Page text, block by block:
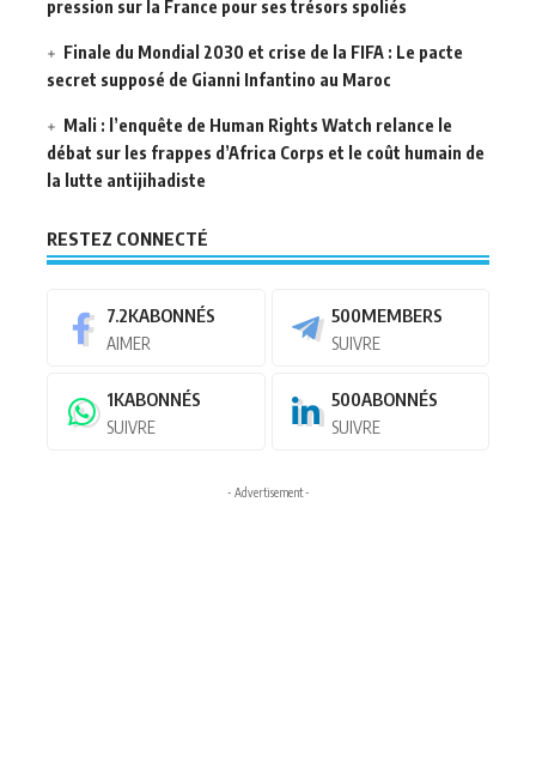
pression sur la France pour ses trésors spoliés
Finale du Mondial 2030 et crise de la FIFA : Le pacte
secret supposé de Gianni Infantino au Maroc
Mali : l’enquête de Human Rights Watch relance le
débat sur les frappes d’Africa Corps et le coût humain de
la lutte antijihadiste
RESTEZ CONNECTÉ
7.2KABONNÉS
AIMER
500MEMBERS
SUIVRE
1KABONNÉS
SUIVRE
500ABONNÉS
SUIVRE
- Advertisement -